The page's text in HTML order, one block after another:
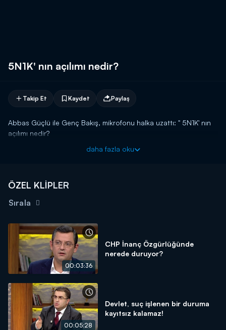
5N1K' nın açılımı nedir?
Takip Et Kaydet Paylaş
Abbas Güçlü ile Genç Bakış, mikrofonu halka uzattı: " 5N1K' nın
açılımı nedir?
daha fazla oku
ÖZEL KLİPLER
Sırala
00:03:36
CHP İnanç Özgürlüğünde
nerede duruyor?
00:05:28
Devlet, suç işlenen bir duruma
kayıtsız kalamaz!